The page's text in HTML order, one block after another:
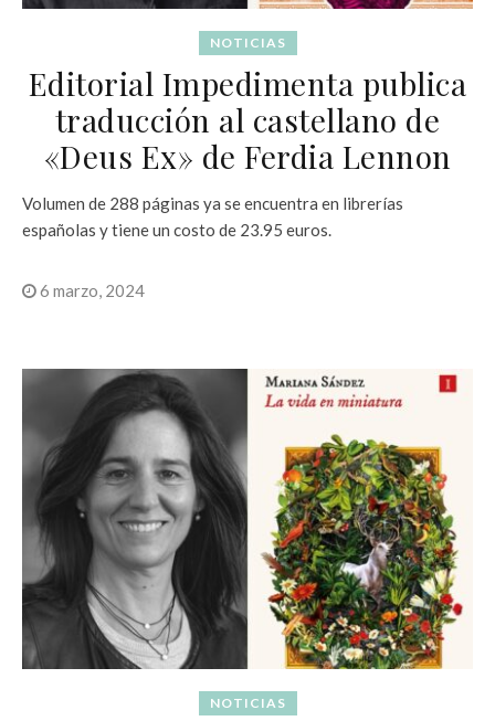
NOTICIAS
Editorial Impedimenta publica
traducción al castellano de
«Deus Ex» de Ferdia Lennon
Volumen de 288 páginas ya se encuentra en librerías
españolas y tiene un costo de 23.95 euros.
6 marzo, 2024
NOTICIAS